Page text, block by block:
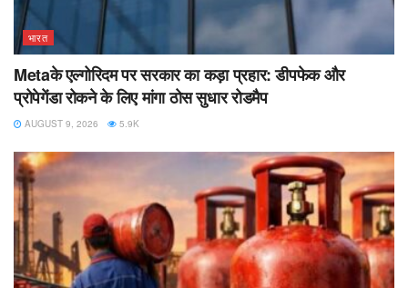
भारत
Metaके एल्गोरिदम पर सरकार का कड़ा प्रहार: डीपफेक और
प्रोपेगेंडा रोकने के लिए मांगा ठोस सुधार रोडमैप
AUGUST 9, 2026 5.9K